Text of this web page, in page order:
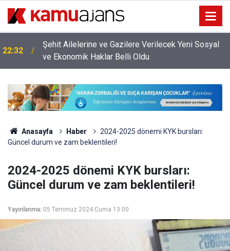
22:32
Şehit Ailelerine ve Gazilere Verilecek Yeni Sosyal
ve Ekonomik Haklar Belli Oldu
Anasayfa Haber
2024-2025 dönemi KYK bursları:
Güncel durum ve zam beklentileri!
2024-2025 dönemi KYK bursları:
Güncel durum ve zam beklentileri!
Yayınlanma: 05 Temmuz 2024 Cuma 13:00